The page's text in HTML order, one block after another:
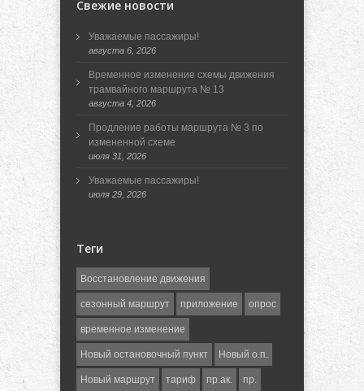
Свежие новости
Уважаемые пассажиры!
августа 6, 2026
Временное изменение схемы движения
трамвайного маршрута № 13
августа 4, 2026
Продление работы маршрута № 3 по
измененной схеме
июля 31, 2026
Уважаемые пассажиры!
июля 29, 2026
Теги
Восстановление движения
сезонный маршрут приложение опрос
временное изменение
Новый остановочный пункт Новый о.п.
Новый маршрут тариф пр.ак. пр.